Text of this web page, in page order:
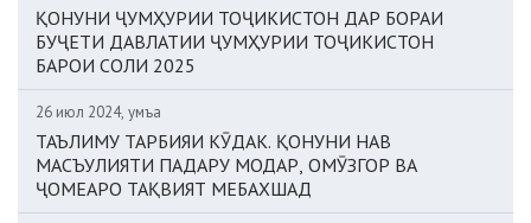
ҚОНУНИ ҶУМҲУРИИ ТОҶИКИСТОН ДАР БОРАИ
БУҶЕТИ ДАВЛАТИИ ҶУМҲУРИИ ТОҶИКИСТОН
БАРОИ СОЛИ 2025
26 июл 2024, Ҷумъа
ТАЪЛИМУ ТАРБИЯИ КӮДАК. ҚОНУНИ НАВ
МАСЪУЛИЯТИ ПАДАРУ МОДАР, ОМӮЗГОР ВА
ҶОМЕАРО ТАҚВИЯТ МЕБАХШАД